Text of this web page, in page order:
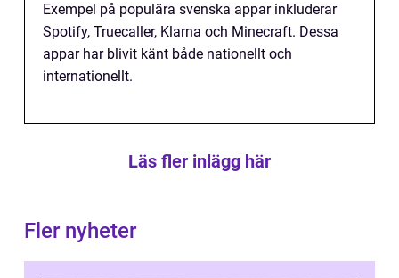
Exempel på populära svenska appar inkluderar
Spotify, Truecaller, Klarna och Minecraft. Dessa
appar har blivit känt både nationellt och
internationellt.
Läs fler inlägg här
Fler nyheter